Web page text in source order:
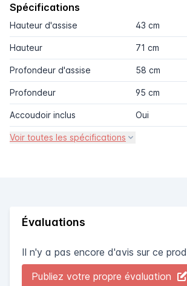
Spécifications
Hauteur d'assise 43 cm
Hauteur 71 cm
Profondeur d'assise 58 cm
Profondeur 95 cm
Accoudoir inclus Oui
Voir toutes les spécifications
Évaluations
Il n'y a pas encore d'avis sur ce
Publiez votre propre évaluation